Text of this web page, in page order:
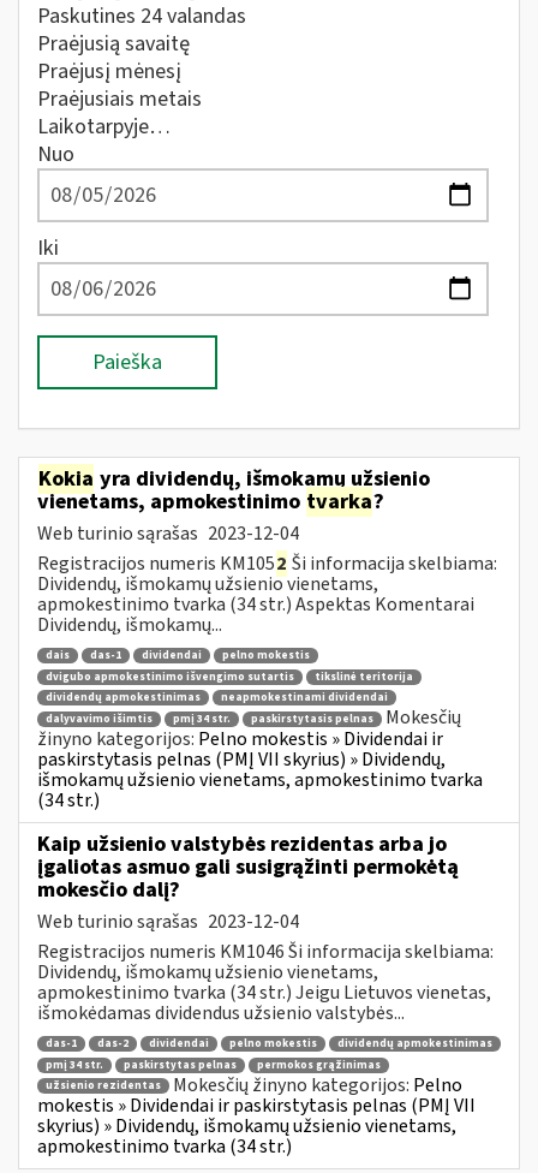
Paskutines 24 valandas
Praėjusią savaitę
Praėjusį mėnesį
Praėjusiais metais
Laikotarpyje…
Nuo
Iki
Paieška
Kokia yra dividendų, išmokamų užsienio
vienetams, apmokestinimo tvarka?
Web turinio sąrašas 2023-12-04
Registracijos numeris KM1052 Ši informacija skelbiama:
Dividendų, išmokamų užsienio vienetams,
apmokestinimo tvarka (34 str.) Aspektas Komentarai
Dividendų, išmokamų...
dais das-1 dividendai
pelno mokestis
dvigubo apmokestinimo išvengimo sutartis
tikslinė teritorija
dividendų apmokestinimas
neapmokestinami dividendai
dalyvavimo išimtis
pmį 34 str. paskirstytasis pelnas
Mokesčių
žinyno kategorijos: Pelno mokestis » Dividendai ir
paskirstytasis pelnas (PMĮ VII skyrius) » Dividendų,
išmokamų užsienio vienetams, apmokestinimo tvarka
(34 str.)
Kaip užsienio valstybės rezidentas arba jo
įgaliotas asmuo gali susigrąžinti permokėtą
mokesčio dalį?
Web turinio sąrašas 2023-12-04
Registracijos numeris KM1046 Ši informacija skelbiama:
Dividendų, išmokamų užsienio vienetams,
apmokestinimo tvarka (34 str.) Jeigu Lietuvos vienetas,
išmokėdamas dividendus užsienio valstybės...
das-1 das-2 dividendai pelno mokestis
dividendų apmokestinimas
pmį 34 str.
paskirstytas pelnas
permokos grąžinimas
užsienio rezidentas
Mokesčių žinyno kategorijos: Pelno
mokestis » Dividendai ir paskirstytasis pelnas (PMĮ VII
skyrius) » Dividendų, išmokamų užsienio vienetams,
apmokestinimo tvarka (34 str.)